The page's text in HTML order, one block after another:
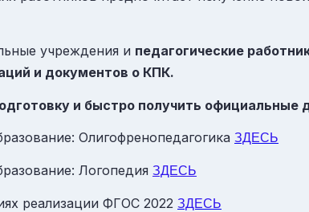
учреждения и педагогические
и документов о КПК.
и быстро получить
Олигофренопедагогика ЗДЕСЬ
Логопедия ЗДЕСЬ
реализации ФГОС 2022 ЗДЕСЬ